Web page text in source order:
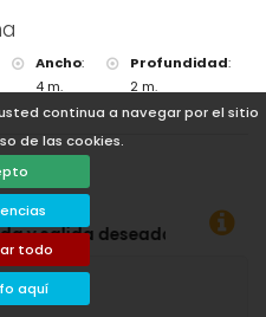
continua a navegar por el sitio
de las cookies.
todo
aquí
Ancho:
4 m.
Profundidad:
2 m.